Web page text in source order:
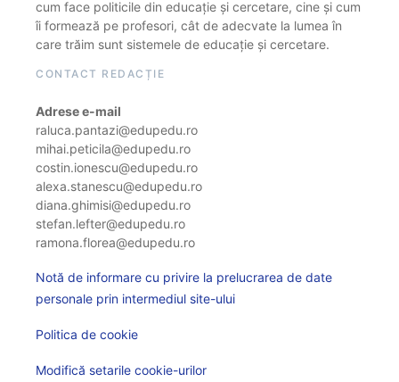
cum face politicile din educație și cercetare, cine și cum
îi formează pe profesori, cât de adecvate la lumea în
care trăim sunt sistemele de educație și cercetare.
CONTACT REDACȚIE
Adrese e-mail
raluca.pantazi@edupedu.ro
mihai.peticila@edupedu.ro
costin.ionescu@edupedu.ro
alexa.stanescu@edupedu.ro
diana.ghimisi@edupedu.ro
stefan.lefter@edupedu.ro
ramona.florea@edupedu.ro
Notă de informare cu privire la prelucrarea de date
personale prin intermediul site-ului
Politica de cookie
Modifică setarile cookie-urilor